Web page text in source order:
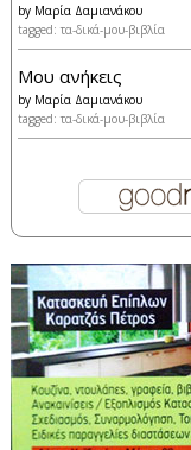
by Μαρία Δαμιανάκου
tagged: τα-δικά-μου-βιβλία
Μου ανήκεις
by Μαρία Δαμιανάκου
tagged: τα-δικά-μου-βιβλία